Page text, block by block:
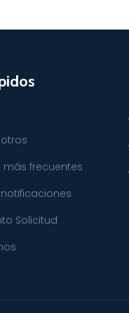
más frecuentes
Solicitud